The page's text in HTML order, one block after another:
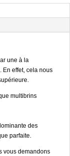
une à la
En effet, cela nous
multibrins
des
parfaite.
vous demandons